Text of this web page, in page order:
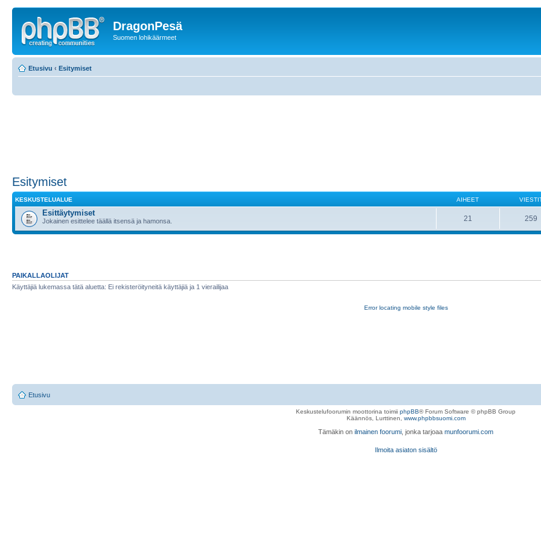
DragonPesä
Suomen lohikäärmeet
Etusivu ‹ Esitymiset
Esitymiset
KESKUSTELUALUE AIHEET
Esittäytymiset
Jokainen esittelee täällä itsensä ja hamonsa. 21 259
PAIKALLAOLIJAT
Käyttäjiä lukemassa tätä aluetta: Ei rekisteröityneitä käyttäjiä ja 1 vierailijaa
Error locating mobile style files
Etusivu
Keskustelufoorumin moottorina toimii phpBB® Forum Software © phpBB Group
Käännös, Lurttinen, www.phpbbsuomi.com
Tämäkin on ilmainen foorumi , jonka tarjoaa munfoorumi.com
Ilmoita asiaton sisältö